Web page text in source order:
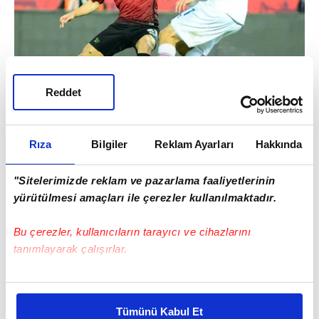
Rıza Bilgiler Reklam Ayarları Hakkında
"Sitelerimizde reklam ve pazarlama faaliyetlerinin
yürütülmesi amaçları ile çerezler kullanılmaktadır.
Bu çerezler, kullanıcıların tarayıcı ve cihazlarını
tanımlayarak çalışırlar.
Bu çerezlere izin vermeniz halinde sizlere özel
Tümünü Kabul Et
Reddet
Genç yıldızla her konuda anlaşan yönetim,
aracılığıyla sürdürüyor.